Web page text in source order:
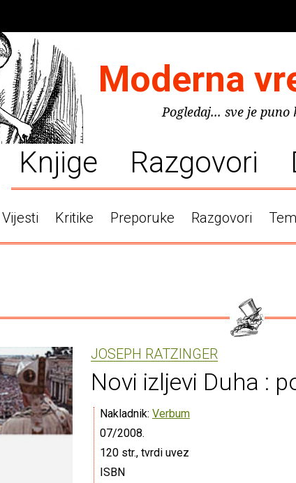
Moderna
Pogledaj... sve je puno
Knjige Razgovori
Vijesti Kritike Preporuke Razgovori
JOSEPH RATZINGER
Novi izljevi Duha :
Nakladnik: Verbum
07/2008.
120 str., tvrdi uvez
ISBN